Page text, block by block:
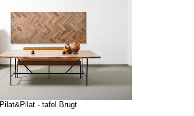
Pilat&Pilat - tafel Brugt